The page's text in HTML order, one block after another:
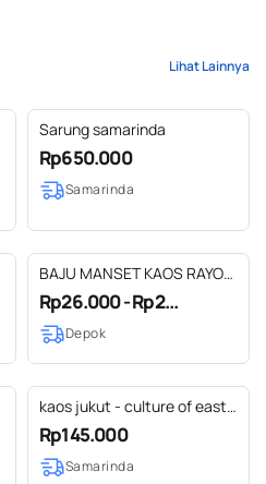
Lihat Lainnya
Sarung samarinda
Rp650.000
Samarinda
BAJU MANSET KAOS RAYON
KATUN SOFT UKURAN
JUMBO & STANDAR
Rp26.000 - Rp2...
Depok
kaos jukut - culture of east
borneo kaos oleh oleh
samarinda khas kaltim
Rp145.000
Samarinda